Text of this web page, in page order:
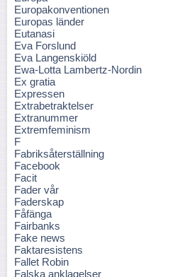
Europakonventionen
Europas länder
Eutanasi
Eva Forslund
Eva Langenskiöld
Ewa-Lotta Lambertz-Nordin
Ex gratia
Expressen
Extrabetraktelser
Extranummer
Extremfeminism
F
Fabriksåterställning
Facebook
Facit
Fader vår
Faderskap
Fåfänga
Fairbanks
Fake news
Faktaresistens
Fallet Robin
Falska anklagelser